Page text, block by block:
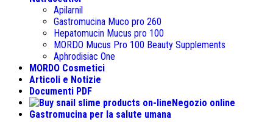
Apilarnil
Gastromucina Muco pro 260
Hepatomucin Mucus pro 100
MORDO Mucus Pro 100 Beauty Supplements
Aphrodisiac One
MORDO Cosmetici
Articoli e Notizie
Documenti PDF
Negozio online
Gastromucina per la salute umana